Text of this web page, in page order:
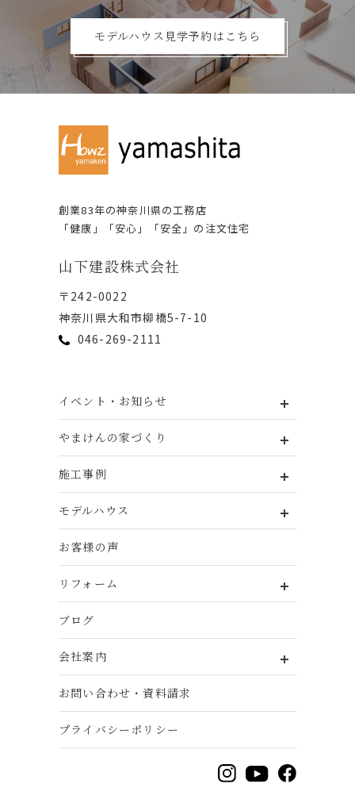
モデルハウス見学予約はこちら
創業83年の神奈川県の⼯務店
「健康」「安⼼」「安全」の注⽂住宅
⼭下建設株式会社
〒242-0022
神奈川県⼤和市柳橋5-7-10
046-269-2111
イベント・お知らせ
やまけんの家づくり
施工事例
モデルハウス
お客様の声
リフォーム
ブログ
会社案内
お問い合わせ・資料請求
プライバシーポリシー